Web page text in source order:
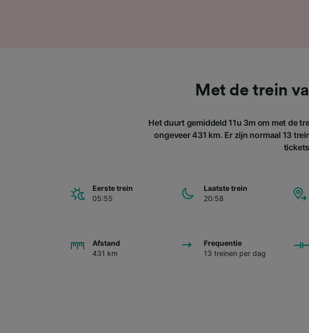
Met de trein
Het duurt gemiddeld 11u 3m om met de
ongeveer 431 km. Er zijn normaal 13
Eerste trein
05:55
Laatste trein
20:58
Afstand
431 km
Frequentie
13 treinen per dag